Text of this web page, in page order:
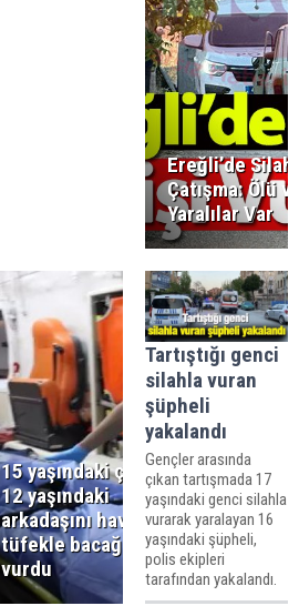
Ereğli’de
Çatışma: Ölü
Yaralılar Var
15 yaşındaki çocuk,
12 yaşındaki
arkadaşını havalı
tüfekle bacağından
vurdu
Tartıştığı genci
silahla vuran
şüpheli
yakalandı
Gençler arasında
çıkan tartışmada 17
yaşındaki genci silahla
vurarak yaralayan 16
yaşındaki şüpheli,
polis ekipleri
tarafından yakalandı.